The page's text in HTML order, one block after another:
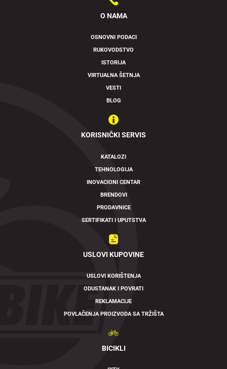
Swipe to spin
O NAMA
OSNOVNI PODACI
RUKOVODSTVO
ISTORIJA
VIRTUALNA ŠETNJA
VESTI
BLOG
KORISNIČKI SERVIS
KATALOZI
TEHNOLOGIJA
INOVACIONI CENTAR
BRENDOVI
PRODAVNICE
SERTIFIKATI I UPUTSTVA
USLOVI KUPOVINE
USLOVI KORIŠTENJA
ODUSTANAK I POVRATI
REKLAMACIJE
POVLAČENJA PROIZVODA SA TRŽIŠTA
BICIKLI